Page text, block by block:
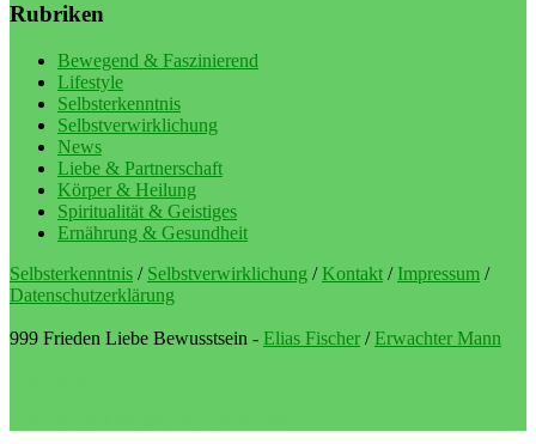
Rubriken
Bewegend & Faszinierend
Lifestyle
Selbsterkenntnis
Selbstverwirklichung
News
Liebe & Partnerschaft
Körper & Heilung
Spiritualität & Geistiges
Ernährung & Gesundheit
Selbsterkenntnis / Selbstverwirklichung /Kontakt / Impressum /
Datenschutzerklärung
999 Frieden Liebe Bewusstsein - Elias Fischer /Erwachter Mann